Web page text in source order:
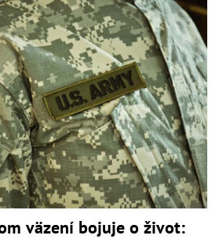
väzení bojuje o život: